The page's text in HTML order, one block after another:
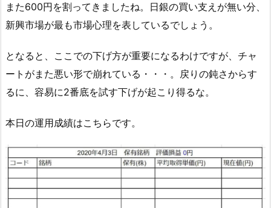
また600円を割ってきましたね。日銀の買い支えが無い分、
新興市場が最も市場心理を表しているでしょう。
となると、ここでの下げ方が重要になるわけですが、チャ
ートがまた悪い形で崩れている・・・。戻りの鈍さからす
るに、容易に2番底を試す下げが起こり得るな。
本日の運用成績はこちらです。